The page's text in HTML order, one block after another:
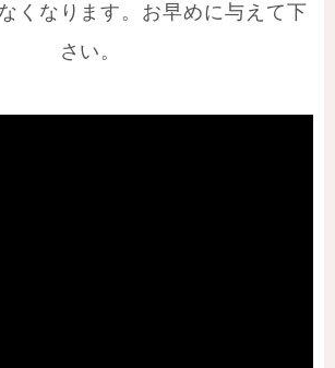
くなります。お早めに与えて下
さい。